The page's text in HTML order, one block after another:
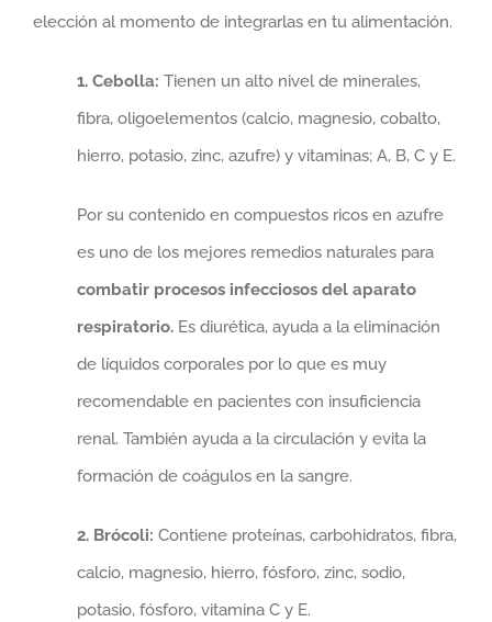
elección al momento de integrarlas en tu alimentación.
1. Cebolla: Tienen un alto nivel de minerales,
fibra, oligoelementos (calcio, magnesio, cobalto,
hierro, potasio, zinc, azufre) y vitaminas; A, B, C y E.
Por su contenido en compuestos ricos en azufre
es uno de los mejores remedios naturales para
combatir procesos infecciosos del aparato
respiratorio. Es diurética, ayuda a la eliminación
de líquidos corporales por lo que es muy
recomendable en pacientes con insuficiencia
renal. También ayuda a la circulación y evita la
formación de coágulos en la sangre.
2. Brócoli: Contiene proteínas, carbohidratos, fibra,
calcio, magnesio, hierro, fósforo, zinc, sodio,
potasio, fósforo, vitamina C y E.